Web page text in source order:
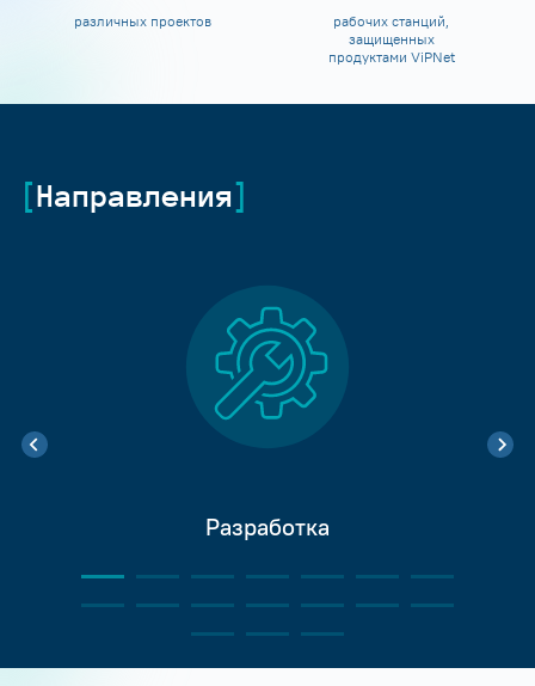
различных проектов
рабочих станций,
защищенных
продуктами ViPNet
Направления
Разработка